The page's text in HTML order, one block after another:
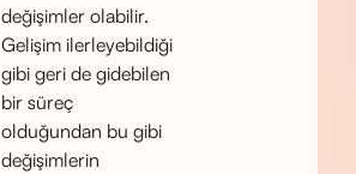
değişimler olabilir.
Gelişim ilerleyebildiği
gibi geri de gidebilen
bir süreç
olduğundan bu gibi
değişimlerin